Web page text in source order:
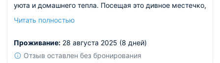
уюта и домашнего тепла. Посещая это дивное местечко,
можно сполна ощутить умиротворение и гармонию с
плодами.
Читать полностью
Проживание: 28 августа 2025 (8 дней)
Отзыв оставлен без бронирования